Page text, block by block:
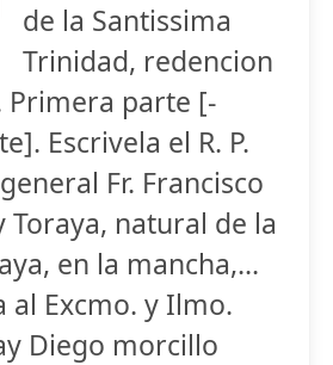
de la Santissima
Trinidad, redencion
Primera parte [-
Escrivela el R. P.
Fr. Francisco
Toraya, natural de la
en la mancha,...
al Excmo. y Ilmo.
Diego morcillo